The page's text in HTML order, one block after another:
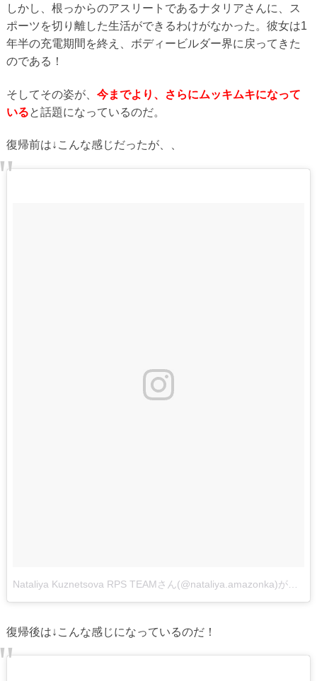
しかし、根っからのアスリートであるナタリアさんに、ス
ポーツを切り離した生活ができるわけがなかった。彼女は1
年半の充電期間を終え、ボディービルダー界に戻ってきた
のである！
そしてその姿が、 今までより、さらにムッキムキになって
いると話題になっているのだ。
復帰前は↓こんな感じだったが、、
Nataliya Kuznetsova RPS TEAMさん(@nataliya.amazonka)がシェアした投稿
復帰後は↓こんな感じになっているのだ！